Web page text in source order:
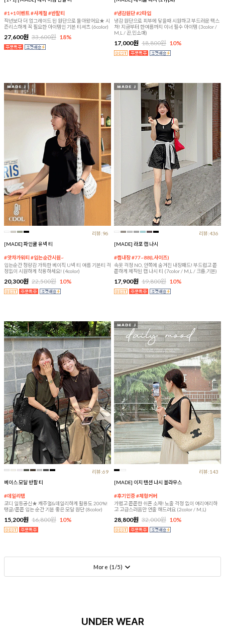
#1+1이벤트 #사계절 #반팔티
작년보다 더 업그레이드 된 원단으로 돌아왔어요★ 시
즌리스하게 꼭 필요한 아이템인 기본 티셔츠 (6color)
27,600원 33,600원 18%
#냉감원단 #2타입
냉감 원단으로 피부에 닿을때 시원하고 부드러운 텍스
쳐! 지금부터 한여름까지 이너 필수 아이템 (3color /
M,L / 끈,민소매)
17,000원 18,800원 10%
리뷰:96
[MADE] 파인쿨 유넥 티
#앗차가워티 #입는순간시원~
입는순간 청량감 가득한 베이직 U넥 티 여름 기본티 걱
정없이 시원하게 착용하세요! (4color)
20,300원 22,500원 10%
리뷰:436
[MADE] 라포 캡 나시
#캡내장 #77~88(L사이즈)
속옷 걱정 NO, 안쪽에 숨겨진 내장패드! 부드럽고 쫀
쫀하게 제작된 캡 나시 티 (7color / M,L / 크롭,기본)
17,900원 19,800원 10%
리뷰:69
베이스 모달 반팔 티
#데일리템
코디 일등공신★ 캐주얼&데일리하게 활용도 200%!
탱글/쫀쫀 입는 순간 기분 좋은 모달 원단 (8color)
15,200원 16,800원 10%
리뷰:143
[MADE] 이지 텐션 나시 블라우스
#후기인증 #체형커버
가볍고 쫀쫀한 쉬폰 소재! 노출 걱정 없이 여리여리하
고 고급스러움만 연출 해드려요 (2color / M,L)
28,800원 32,000원 10%
More (1 /5)
UNDER WEAR